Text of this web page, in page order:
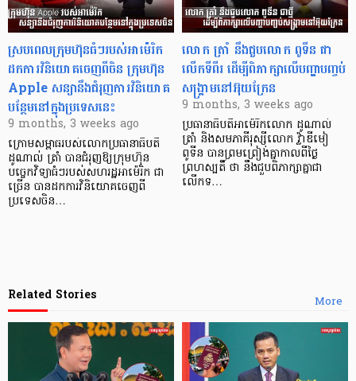
ស្របពេលក្រុមហ៊ុនធំៗរបស់អាម៉េរិក
ដកការវិនិយោគចេញពីចិន ក្រុមហ៊ុន
Apple សន្យានឹងជំរុញការវិនិយោគ
បន្ថែមនៅក្នុងប្រទេសនេះ
9 months, 3 weeks ago
ក្រោមសម្ពាធរបស់លោកប្រធានាធិបតី
ដូណាល់ ត្រាំ បានជំរុញឱ្យក្រុមហ៊ុន
បច្ចេកវិទ្យាធំៗរបស់សហរដ្ឋអាម៉េរិក ជា
ច្រើន បានដកការវិនិយោគចេញពី
ប្រទេសចិន…
លោក ត្រាំ នឹងជួបលោក ពូទីន ជា
លើកទីពីរ ដើម្បីពិភាក្សាលើបញ្ហាបញ្ចប់
សង្គ្រាមនៅអ៊ុយក្រែន
9 months, 3 weeks ago
ប្រធានាធិបតីអាម៉េរិកលោក ដូណាល់
ត្រាំ និងសមភាគីរុស្ស៊ីលោក វ្ល៉ាឌីមៀ
ពូទីន បានព្រមព្រៀងគ្នាកាលពីថ្ងៃ
ព្រហស្បតិ៍ ថា នឹងជួបពិភាក្សាគ្នាជា
លើកទ…
More
Related Stories